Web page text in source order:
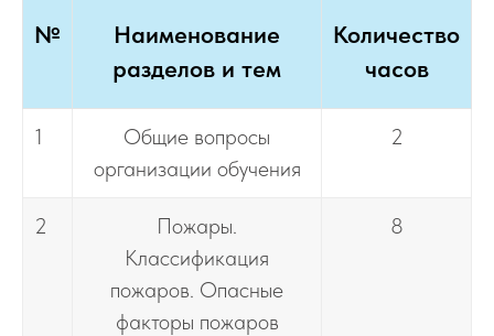
№
Наименование
разделов и тем
Количество
часов
1
Общие вопросы
организации обучения
2
2
Пожары.
Классификация
пожаров. Опасные
факторы пожаров
8